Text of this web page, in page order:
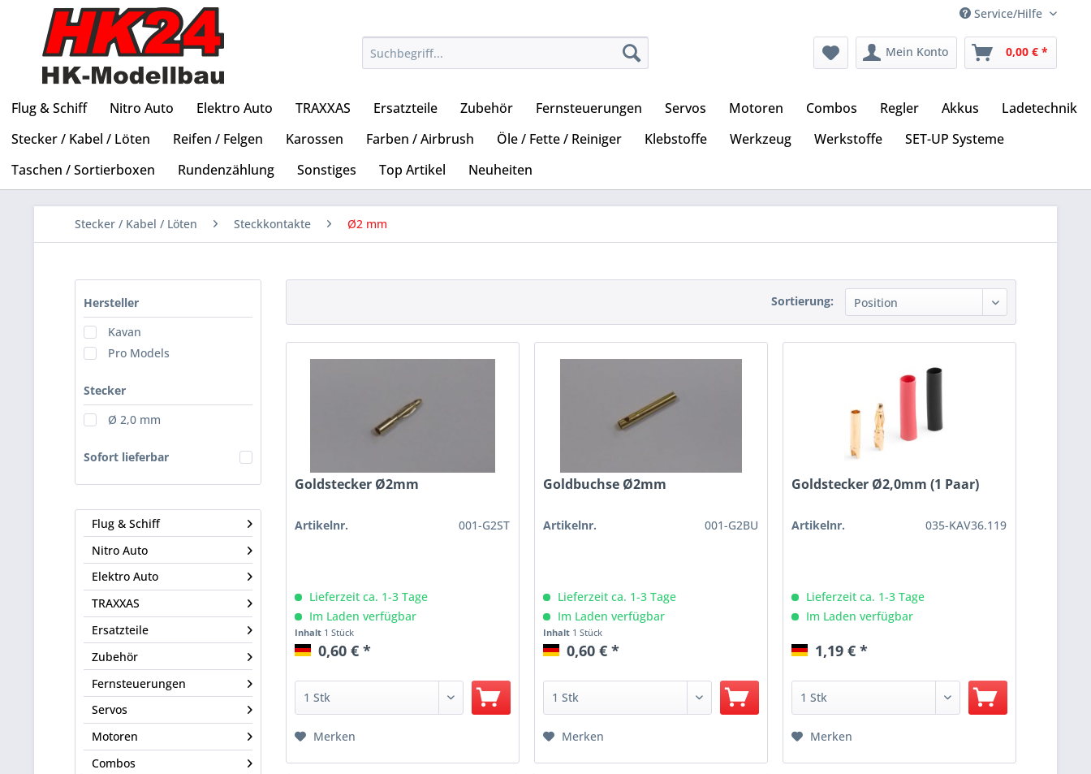
Service/Hilfe
Mein Konto 0,00 € *
Flug & Schiff Nitro Auto Elektro Auto TRAXXAS Ersatzteile Zubehör Fernsteuerungen Servos Motoren Combos Regler Akkus
Ladetechnik
Stecker / Kabel / Löten
Reifen / Felgen Karossen Farben / Airbrush Öle / Fette / Reiniger Klebstoffe Werkzeug Werkstoffe
SET-UP Systeme
Taschen / Sortierboxen
Rundenzählung Sonstiges Top Artikel Neuheiten
Stecker / Kabel / Löten Steckkontakte Ø2 mm
Hersteller
Kavan
Pro Models
Stecker
Ø 2,0 mm
Sofort lieferbar
Flug & Schiff
Nitro Auto
Elektro Auto
TRAXXAS
Ersatzteile
Zubehör
Fernsteuerungen
Servos
Motoren
Combos
Sortierung:
Goldstecker Ø2mm
Artikelnr. 001-G2ST
Lieferzeit ca. 1-3 Tage
Im Laden verfügbar
Inhalt 1 Stück
0,60 € *
Merken
Goldbuchse Ø2mm
Artikelnr. 001-G2BU
Lieferzeit ca. 1-3 Tage
Im Laden verfügbar
Inhalt 1 Stück
0,60 € *
Merken
Goldstecker Ø2,0mm (1 Paar)
Artikelnr. 035-KAV36.119
Lieferzeit ca. 1-3 Tage
Im Laden verfügbar
1,19 € *
Merken